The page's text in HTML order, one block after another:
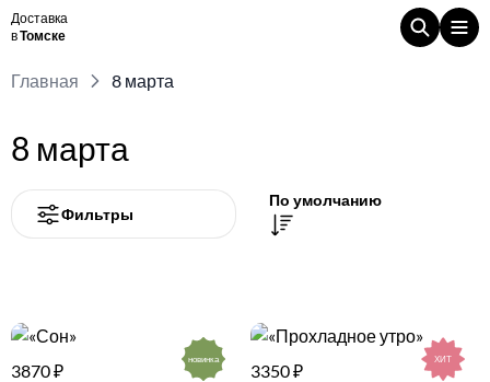
Доставка
вТомске
Главная 8 марта
8 марта
Фильтры
По умолчанию
3870 ₽
новинка
3350 ₽
ХИТ